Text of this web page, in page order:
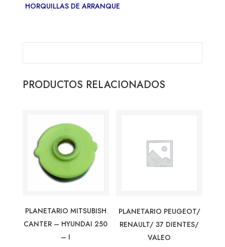
HORQUILLAS DE ARRANQUE
PRODUCTOS RELACIONADOS
PLANETARIO MITSUBISH
CANTER – HYUNDAI 250
– I
PLANETARIO PEUGEOT/
RENAULT/ 37 DIENTES/
VALEO